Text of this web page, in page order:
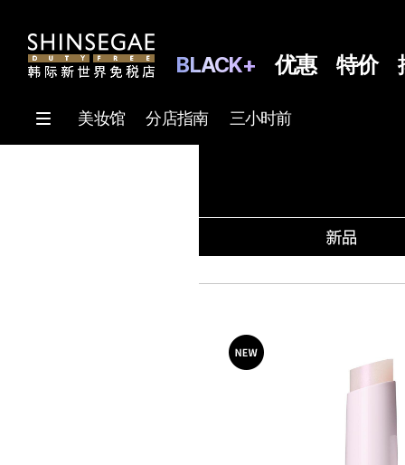
BLACK+ 优惠 特价
美妆馆 分店指南 三小时前